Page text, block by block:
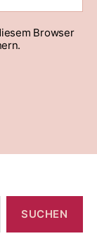
Browser